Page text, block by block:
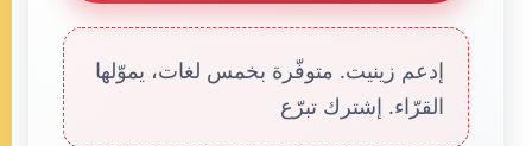
إدعم زينيت. متوفّرة بخمس لغات، يموّلها
القرّاء. إشترك تبرّع